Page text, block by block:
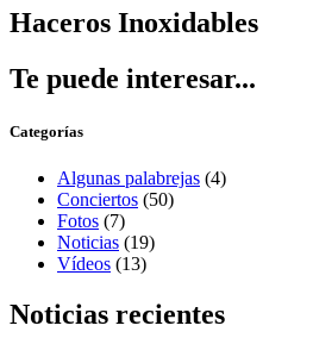
Haceros Inoxidables
Te puede interesar...
Categorías
Algunas palabrejas (4)
Conciertos (50)
Fotos (7)
Noticias (19)
Vídeos (13)
Noticias recientes